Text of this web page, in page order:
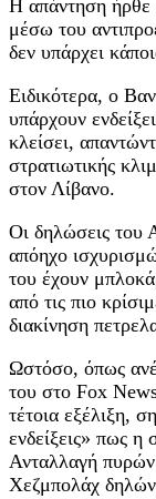
Η απάντηση ήρθε
μέσω του
δεν υπάρχει
Ειδικότερα, ο
υπάρχουν
κλείσει,
στρατιωτικής
στον Λίβανο.
Οι δηλώσεις του
απόηχο
του έχουν
από τις πιο
διακίνηση
Ωστόσο, όπως
του στο Fox
τέτοια εξέλιξη,
ενδείξεις» πως η
Ανταλλαγή
Χεζμπολάχ